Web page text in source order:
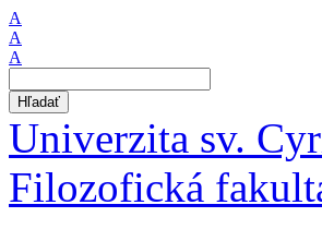
A
A
A
Hľadať
Univerzita sv.
Filozofická